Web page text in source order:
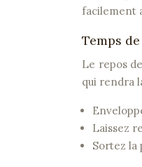
facilement
Temps
Le repos
qui rendra
Laissez
Sortez la